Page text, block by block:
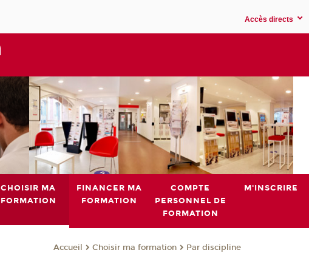
Accès directs
CHOISIR MA
FORMATION
FINANCER MA
FORMATION
COMPTE
PERSONNEL DE
FORMATION
M'INSCRIRE
Accueil Choisir ma formation Par discipline